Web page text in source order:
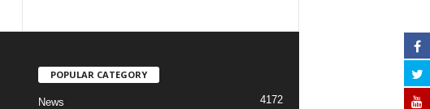
POPULAR CATEGORY
News 4172